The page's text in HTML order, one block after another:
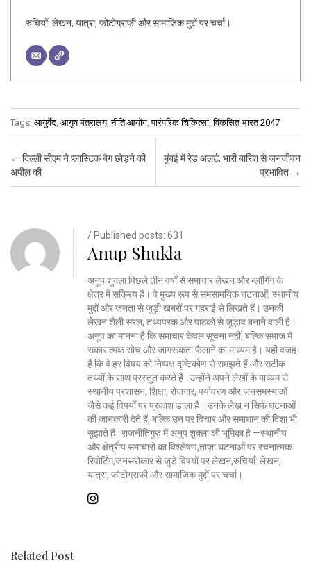
रुचियाँ: लेखन, यात्रा, फोटोग्राफी और सामाजिक मुद्दों पर चर्चा।
Tags: आयुर्वेद आयुष मंत्रालय,नीति आयोग ,पारंपरिक चिकित्सा ,विकसित भारत 2047
Post navigation
← दिल्ली सीएम ने प्लास्टिक बैग छोड़ने की
अपील की
मुंबई में रेड अलर्ट, भारी बारिश से जनजीवन
प्रभावित →
/ Published posts: 631
Anup Shukla
अनूप शुक्ला पिछले तीन वर्षों से समाचार लेखन और ब्लॉगिंग के
क्षेत्र में सक्रिय हैं। वे मुख्य रूप से समसामयिक घटनाओं, स्थानीय
मुद्दों और जनता से जुड़ी खबरों पर गहराई से लिखते हैं। उनकी
लेखन शैली सरल, तथ्यपरक और पाठकों से जुड़ाव बनाने वाली है।
अनूप का मानना है कि समाचार केवल सूचना नहीं, बल्कि समाज में
सकारात्मक सोच और जागरूकता फैलाने का माध्यम है। यही वजह
है कि वे हर विषय को निष्पक्ष दृष्टिकोण से समझते हैं और सटीक
तथ्यों के साथ प्रस्तुत करते हैं।उन्होंने अपने लेखों के माध्यम से
स्थानीय प्रशासन, शिक्षा, रोजगार, पर्यावरण और जनसमस्याओं
जैसे कई विषयों पर प्रकाश डाला है। उनके लेख न सिर्फ घटनाओं
की जानकारी देते हैं, बल्कि उन पर विचार और समाधान की दिशा भी
सुझाते हैं।राजनीतिगुरु में अनूप शुक्ला की भूमिका है —स्थानीय
और क्षेत्रीय समाचारों का विश्लेषण,ताज़ा घटनाओं पर रचनात्मक
रिपोर्टिंग,जनसरोकार से जुड़े विषयों पर लेखन,रुचियाँ: लेखन,
यात्रा, फोटोग्राफी और सामाजिक मुद्दों पर चर्चा।
Related Post